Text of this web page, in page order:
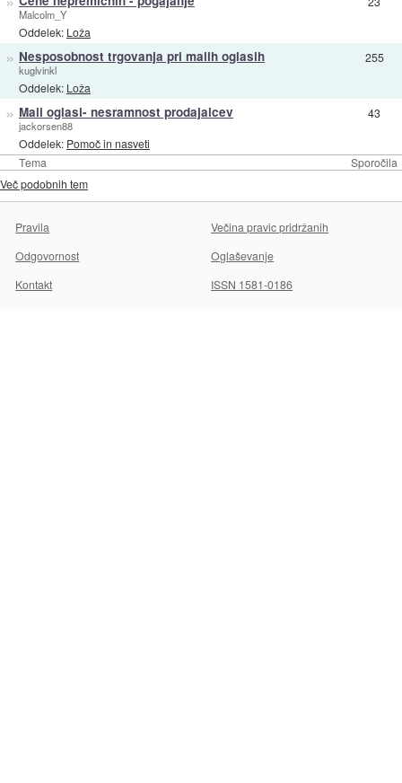
Tema Sporočila
Malcolm_Y
Oddelek: Loža
» Nesposobnost trgovanja pri malih oglasih
kuglvinkl
Oddelek: Loža
255
» Mali oglasi- nesramnost prodajalcev
jackorsen88
Oddelek: Pomoč in nasveti
43
Več podobnih tem
Pravila
Večina pravic pridržanih
Odgovornost
Oglaševanje
Kontakt
ISSN 1581-0186